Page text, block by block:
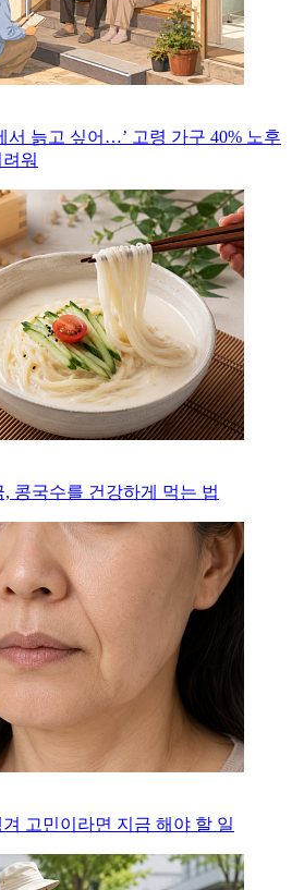
서 늙고 싶어…’ 고령 가구 40% 노후
워
, 콩국수를 건강하게 먹는 법
고민이라면 지금 해야 할 일